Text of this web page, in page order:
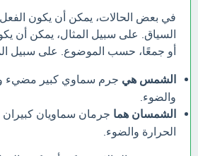
في بعض الحالات، يمكن أن يكون
السياق. على سبيل المثال، يمكن أن
أو جمعًا، حسب الموضوع. على سبيل
الشمس هي جرم سماوي كبير مضيء
والضوء.
الشمسان هما جرمان سماويان
الحرارة والضوء.